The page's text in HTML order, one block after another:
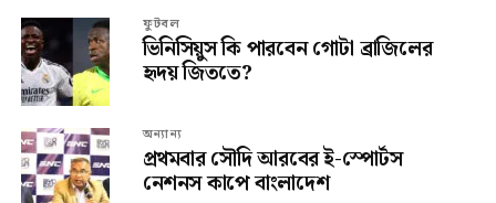
ফুটবল
ভিনিসিয়ুস কি পারবেন গোটা ব্রাজিলের
হৃদয় জিততে?
অন্যান্য
প্রথমবার সৌদি আরবের ই-স্পোর্টস
নেশনস কাপে বাংলাদেশ